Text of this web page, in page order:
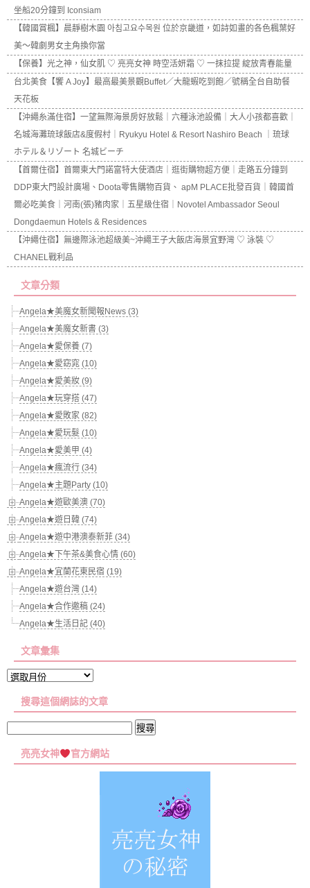
坐船20分鐘到 Iconsiam
【韓國賞楓】晨靜樹木園 아침고요수목원 位於京畿道，如詩如畫的各色楓葉好
美～韓劇男女主角換你當
【保養】光之神，仙女肌 ♡ 亮亮女神 時空活妍霜 ♡ 一抹拉提 綻放青春能量
台北美食【饗 A Joy】最高最美景觀Buffet／大龍蝦吃到飽／號稱全台自助餐
天花板
【沖繩糸滿住宿】一望無際海景房好放鬆｜六種泳池設備｜大人小孩都喜歡｜
名城海灘琉球飯店&度假村｜Ryukyu Hotel & Resort Nashiro Beach ｜琉球
ホテル＆リゾート 名城ビーチ
【首爾住宿】首爾東大門諾富特大使酒店｜逛街購物超方便｜走路五分鐘到
DDP東大門設計廣場、Doota零售購物百貨、 apM PLACE批發百貨｜韓國首
爾必吃美食｜河南(張)豬肉家｜五星級住宿｜Novotel Ambassador Seoul
Dongdaemun Hotels & Residences
【沖繩住宿】無邊際泳池超級美~沖繩王子大飯店海景宜野灣 ♡ 泳裝 ♡
CHANEL戰利品
文章分類
Angela★美魔女新聞報News (3)
Angela★美魔女新書 (3)
Angela★愛保養 (7)
Angela★愛窈窕 (10)
Angela★愛美妝 (9)
Angela★玩穿搭 (47)
Angela★愛敗家 (82)
Angela★愛玩髮 (10)
Angela★愛美甲 (4)
Angela★瘋流行 (34)
Angela★主題Party (10)
Angela★遊歐美澳 (70)
Angela★遊日韓 (74)
Angela★遊中港澳泰新菲 (34)
Angela★下午茶&美食心情 (60)
Angela★宜蘭花東民宿 (19)
Angela★遊台灣 (14)
Angela★合作邀稿 (24)
Angela★生活日記 (40)
文章彙集
文
彙
搜尋這個網誌的文章
關
亮亮女神 官方網站